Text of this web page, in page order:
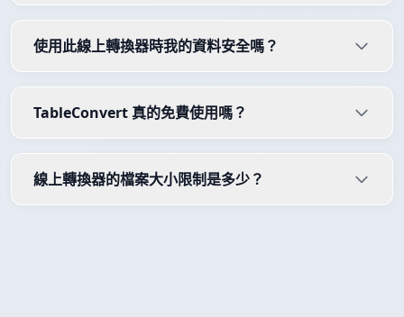
使用此線上轉換器時我的資料安全嗎？
TableConvert 真的免費使用嗎？
線上轉換器的檔案大小限制是多少？